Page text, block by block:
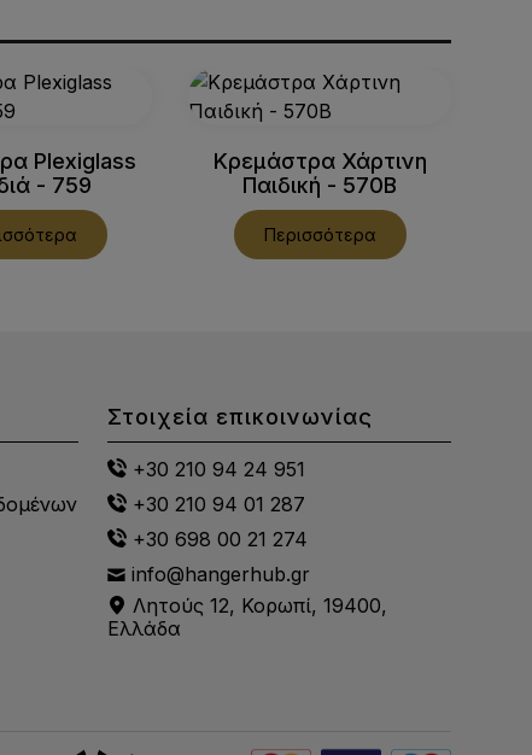
Plexiglass
- 759
Κρεμάστρα Χάρτινη
Παιδική - 570B
Περισσότερα
Στοιχεία επικοινωνίας
+30 210 94 24 951
+30 210 94 01 287
+30 698 00 21 274
info@hangerhub.gr
Λητούς 12, Κορωπί, 19400,
Ελλάδα